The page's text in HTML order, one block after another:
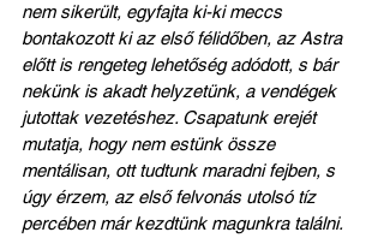
nem sikerült, egyfajta ki-ki meccs
bontakozott ki az első félidőben, az Astra
előtt is rengeteg lehetőség adódott, s bár
nekünk is akadt helyzetünk, a vendégek
jutottak vezetéshez. Csapatunk erejét
mutatja, hogy nem estünk össze
mentálisan, ott tudtunk maradni fejben, s
úgy érzem, az első felvonás utolsó tíz
percében már kezdtünk magunkra találni.